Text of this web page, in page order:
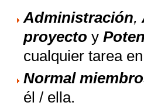
Administración,
proyecto y
cualquier tarea
Normal
él / ella.